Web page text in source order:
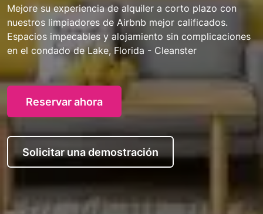
Mejore su experiencia de alquiler a corto plazo con
nuestros limpiadores de Airbnb mejor calificados.
Espacios impecables y alojamiento sin complicaciones
en el condado de Lake, Florida - Cleanster
Reservar ahora
Solicitar una demostración